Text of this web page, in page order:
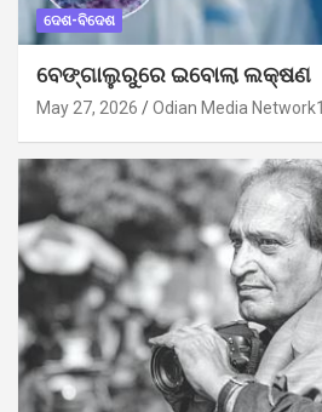
ଦେଶ-ବିଦେଶ
ବେଙ୍ଗାଲୁରୁରେ ଇବୋଲା ଲକ୍ଷଣ
May 27, 2026 Odian Media Network1